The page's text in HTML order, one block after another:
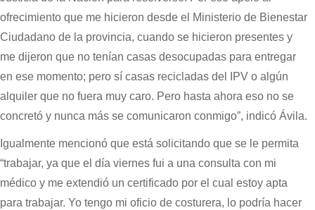
ofrecimiento que me hicieron desde el Ministerio de Bienestar
Ciudadano de la provincia, cuando se hicieron presentes y
me dijeron que no tenían casas desocupadas para entregar
en ese momento; pero sí casas recicladas del IPV o algún
alquiler que no fuera muy caro. Pero hasta ahora eso no se
concretó y nunca más se comunicaron conmigo”, indicó Ávila.
Igualmente mencionó que está solicitando que se le permita
“trabajar, ya que el día viernes fui a una consulta con mi
médico y me extendió un certificado por el cual estoy apta
para trabajar. Yo tengo mi oficio de costurera, lo podría hacer